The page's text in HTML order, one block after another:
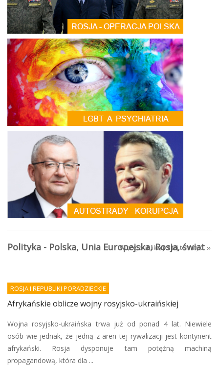
Polityka - Polska, Unia Europejska, Rosja, świat
Więcej publikacji z tej tematyki
ROSJA I REPUBLIKI PORADZIECKIE
Afrykańskie oblicze wojny rosyjsko-ukraińskiej
Wojna rosyjsko-ukraińska trwa już od ponad 4 lat. Niewiele
osób wie jednak, że jedną z aren tej rywalizacji jest kontynent
afrykański. Rosja dysponuje tam potężną machiną
propagandową, która dla ...